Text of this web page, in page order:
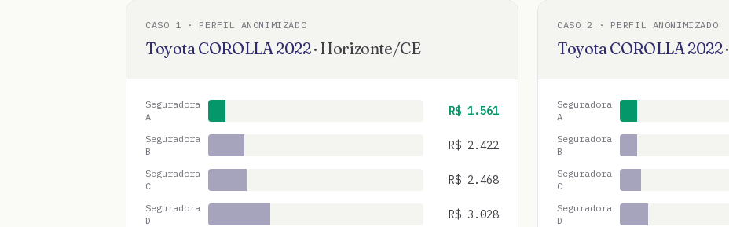
CASO 1 · PERFIL ANONIMIZADO
ToyotaCOROLLA2022· Horizonte/CE
Seguradora
A
R$ 1.561
Seguradora
B
R$ 2.422
Seguradora
C
R$ 2.468
Seguradora
D
R$ 3.028
CASO 2 · PERFIL ANONIMIZADO
ToyotaCOROLLA2022·
Seguradora
A
Seguradora
B
Seguradora
C
Seguradora
D